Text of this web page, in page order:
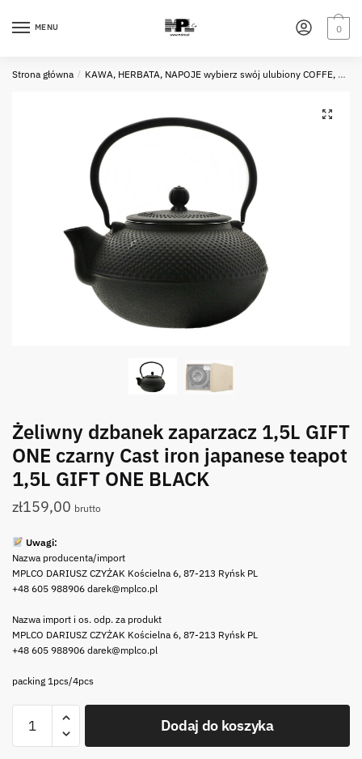
MENU 0
Strona główna / KAWA, HERBATA, NAPOJE wybierz swój ulubiony COFFE, TEA, DRINKS choose your favourite one
Żeliwny dzbanek zaparzacz 1,5L GIFT
ONE czarny Cast iron japanese teapot
1,5L GIFT ONE BLACK
zł159,00 brutto
Uwagi:
Nazwa producenta/import
MPLCO DARIUSZ CZYŻAK Kościelna 6, 87-213 Ryńsk PL
+48 605 988906 darek@mplco.pl
Nazwa import i os. odp. za produkt
MPLCO DARIUSZ CZYŻAK Kościelna 6, 87-213 Ryńsk PL
+48 605 988906 darek@mplco.pl
packing 1pcs/4pcs
Żeliwny
Dodaj do koszyka